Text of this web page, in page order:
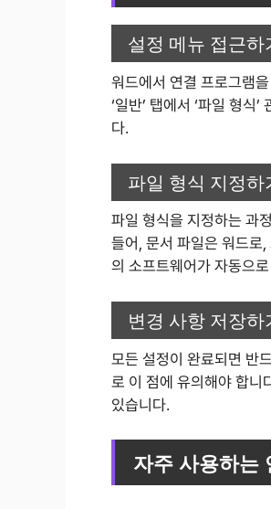
설정 메뉴 접근하
워드에서 연결 프로그램
‘일반’ 탭에서 ‘파일 형식
다.
파일 형식 지정하
파일 형식을 지정하는 과
들어, 문서 파일은 워드로
의 소프트웨어가 자동으
변경 사항 저장하
모든 설정이 완료되면 반
로 이 점에 유의해야 합니
있습니다.
자주 사용하는